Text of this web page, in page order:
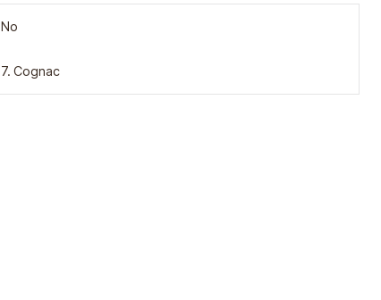
No
7. Cognac